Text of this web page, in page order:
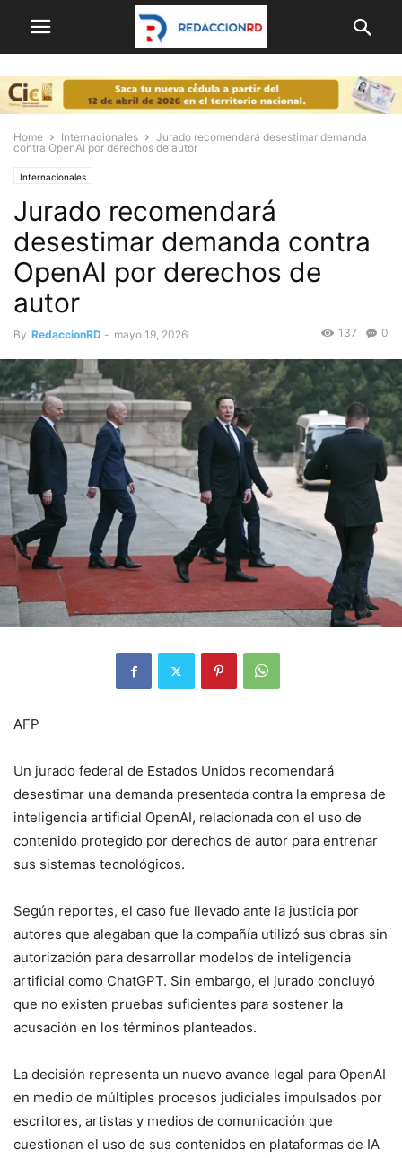
Home Internacionales
Jurado recomendará desestimar demanda
contra OpenAI por derechos de autor
Internacionales
Jurado recomendará
desestimar demanda contra
OpenAI por derechos de
autor
By RedaccionRD - mayo 19, 2026 0
137
AFP
Un jurado federal de Estados Unidos recomendará
desestimar una demanda presentada contra la empresa de
inteligencia artificial OpenAI, relacionada con el uso de
contenido protegido por derechos de autor para entrenar
sus sistemas tecnológicos.
Según reportes, el caso fue llevado ante la justicia por
autores que alegaban que la compañía utilizó sus obras sin
autorización para desarrollar modelos de inteligencia
artificial como ChatGPT. Sin embargo, el jurado concluyó
que no existen pruebas suficientes para sostener la
acusación en los términos planteados.
La decisión representa un nuevo avance legal para OpenAI
en medio de múltiples procesos judiciales impulsados por
escritores, artistas y medios de comunicación que
cuestionan el uso de sus contenidos en plataformas de IA